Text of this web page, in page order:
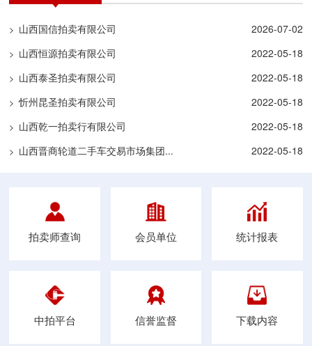
> 山西国信拍卖有限公司 2026-07-02
> 山西恒源拍卖有限公司 2022-05-18
> 山西泰圣拍卖有限公司 2022-05-18
> 忻州昆圣拍卖有限公司 2022-05-18
> 山西乾一拍卖行有限公司 2022-05-18
> 山西晋商轮道二手车交易市场集团... 2022-05-18
拍卖师查询 会员单位 统计报表
中拍平台 信誉监督 下载内容